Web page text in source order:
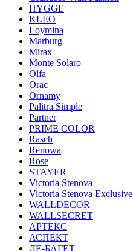
HYGGE
KLEO
Loymina
Marburg
Mirax
Monte Solaro
Olfa
Orac
Ornamy
Palitra Simple
Partner
PRIME COLOR
Rasch
Renowa
Rose
STAYER
Victoria Stenova
Victoria Stenova Exclusive
WALLDECOR
WALLSECRET
АРТЕКС
АСПЕКТ
ДЕ-БАГЕТ